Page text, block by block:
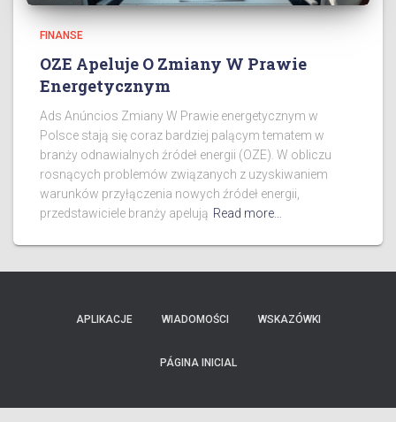
FINANSE
OZE Apeluje O Zmiany W Prawie
Energetycznym
Ads Anúncios Zmiany W Prawie energetycznym w
Polsce stają się coraz bardziej palącym tematem w
branży odnawialnych źródeł energii (OZE). W obliczu
rosnących problemów związanych z uzyskiwaniem
warunków przyłączenia nowych źródeł energii,
przedstawiciele branży apelują Read more…
APLIKACJE WIADOMOŚCI WSKAZÓWKI
PÁGINA INICIAL